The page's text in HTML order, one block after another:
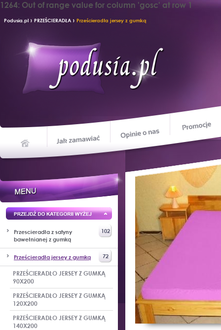
1264: Out of range value for column 'gosc' at row 1
Podusia.pl › PRZEŚCIERADŁA › Prześcieradła jersey z gumką
Jak zamawiać
Opinie o nas
Przescieradła z satyny
bawełnianej z gumką
102
Prześcieradła jersey z gumką 72
PRZEŚCIERADŁO JERSEY Z GUMKĄ
90X200
PRZEŚCIERADŁO JERSEY Z GUMKĄ
120X200
PRZEŚCIERADŁO JERSEY Z GUMKĄ
140X200